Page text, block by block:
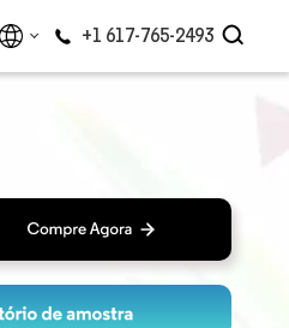
+1 617-765-2493